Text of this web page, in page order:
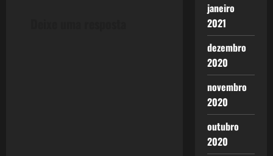
janeiro
2021
dezembro
2020
novembro
2020
outubro
2020